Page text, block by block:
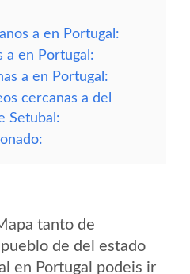
a en Portugal:
a en Portugal:
a en Portugal:
cercanas a del
Setubal:
tanto de
de del estado
en Portugal podeis ir